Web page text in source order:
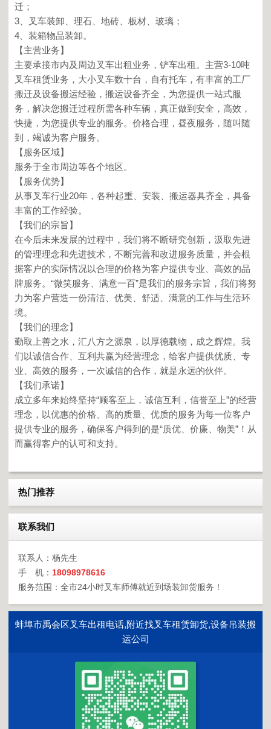
迁；
3、叉车装卸、理石、地砖、板材、玻璃；
4、装箱物品装卸。
【主营业务】
主要承接市内及周边叉车出租业务，铲车出租。主营3-10吨
叉车租赁业务，大小叉车数十台，自有托车，有丰富的工厂
搬迁及设备搬运经验，搬运设备齐全，为您提供一站式服
务，解决您搬迁过程所需各种车辆，真正做到安全，高效，
快捷，为您提供专业的服务。价格合理，昼夜服务，随叫随
到，竭诚为客户服务。
【服务区域】
服务于全市周边等各个地区。
【服务优势】
从事叉车行业20年，各种起重、安装、搬运器具齐全，具备
丰富的工作经验。
【我们的宗旨】
在今后未来发展的过程中，我们将不断研究创新，汲取先进
的管理理念和先进技术，不断完善和改进服务质量，并会根
据客户的实际情况以合理的价格为客户提供专业、高效的品
牌服务。“微笑服务、满意一百”是我们的服务宗旨，我们将努
力为客户营造一份清洁、优美、舒适、满意的工作与生活环
境。
【我们的理念】
勤取上善之水，汇八方之源泉，以厚德载物，成之辉煌。我
们以诚信合作、互利共赢为经营理念，给客户提供优质、专
业、高效的服务，一次诚信的合作，就是永远的伙伴。
【我们承诺】
成立多年来始终坚持“顾客至上，诚信互利，信誉至上”的经营
理念，以优惠的价格、高的质量、优质的服务为每一位客户
提供专业的服务，确保客户得到的是“质优、价廉、物美”！从
而赢得客户的认可和支持。
热门推荐
联系我们
联系人：杨先生
手 机： 18098978616
服务范围：全市24小时叉车师傅就近到场装卸货服务！
蚌埠市禹会区叉车出租电话,附近找叉车租赁卸货,设备吊装搬
运公司